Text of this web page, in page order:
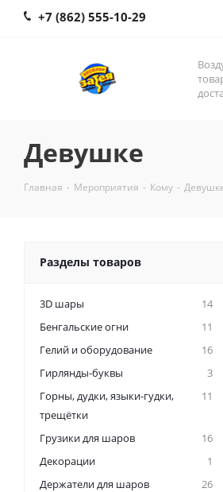
+7 (862) 555-10-29
Девушке
Главная - Мероприятия - Кому -
Разделы товаров
3D шары
14
Бенгальские огни
11
Гелий и оборудование
16
Гирлянды-буквы
3
Горны, дудки, языки-гудки,
трещётки
11
Грузики для шаров
16
Декорации
1
Держатели для шаров
26